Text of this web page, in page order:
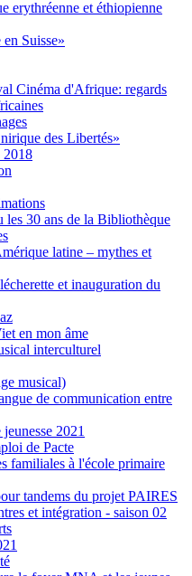
erythréenne et éthiopienne
Suisse»
Cinéma d'Afrique: regards
des Libertés»
2018
les 30 ans de la Bibliothèque
latine – mythes et
et inauguration du
en mon âme
interculturel
musical)
de communication entre
2021
de Pacte
familiales à l'école primaire
tandems du projet PAIRES
et intégration - saison 02